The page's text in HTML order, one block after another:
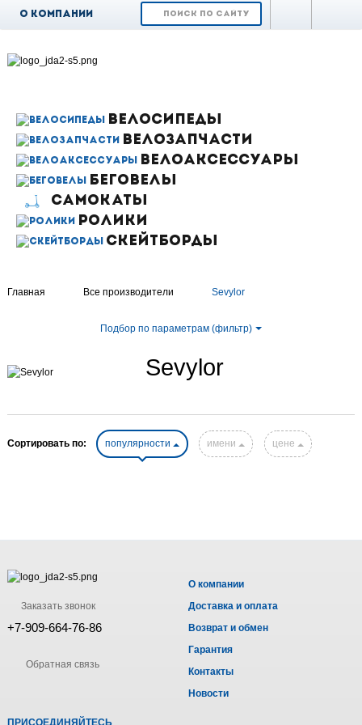
О компании
оплата
Гарантия
Контакты
Новости
ВЕЛОСИПЕДЫ
ВЕЛОЗАПЧАСТИ
ВЕЛОАКСЕССУАРЫ
БЕГОВЕЛЫ
САМОКАТЫ
РОЛИКИ
СКЕЙТБОРДЫ
Главная Все производители Sevylor
Подбор по параметрам (фильтр)
Sevylor
Сортировать по: популярности имени цене
Заказать звонок
+7-909-664-76-86
Обратная связь
О компании
Доставка и оплата
Возврат и обмен
Гарантия
Контакты
Новости
ПРИСОЕДИНЯЙТЕСЬ